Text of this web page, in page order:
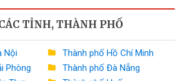
và Môi trường
thao và Du lịch
TỈNH, THÀNH PHỐ
Nội
Thành phố Hồ Chí Minh
Phòng
Thành phố Đà Nẵng